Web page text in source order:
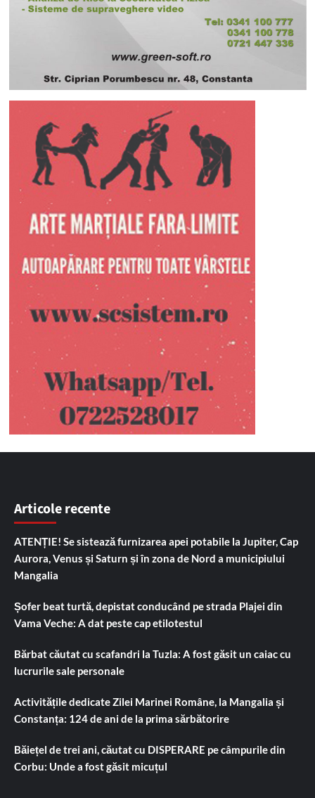
Articole recente
ATENȚIE! Se sistează furnizarea apei potabile la Jupiter, Cap
Aurora, Venus și Saturn și în zona de Nord a municipiului
Mangalia
Șofer beat turtă, depistat conducând pe strada Plajei din
Vama Veche: A dat peste cap etilotestul
Bărbat căutat cu scafandri la Tuzla: A fost găsit un caiac cu
lucrurile sale personale
Activitățile dedicate Zilei Marinei Române, la Mangalia și
Constanța: 124 de ani de la prima sărbătorire
Băiețel de trei ani, căutat cu DISPERARE pe câmpurile din
Corbu: Unde a fost găsit micuțul